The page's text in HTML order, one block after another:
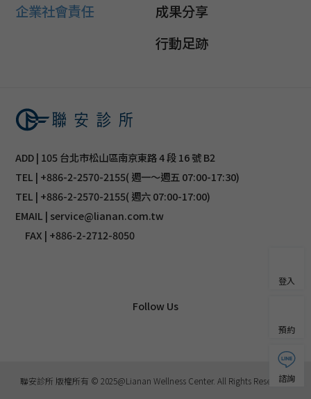
企業社會責任
成果分享
行動足跡
ADD | 105 台北市松山區南京東路 4 段 16 號 B2
TEL | +886-2-2570-2155( 週一～週五 07:00-17:30)
TEL | +886-2-2570-2155( 週六 07:00-17:00)
EMAIL | service@lianan.com.tw
FAX | +886-2-2712-8050
Follow Us
聯安診所 版權所有 © 2025@Lianan Wellness Center. All Rights Reserved.
登入
預約
諮詢